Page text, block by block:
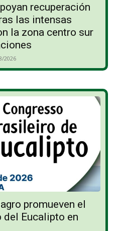
recuperación
las intensas
la zona centro sur
2026
promueven el
del Eucalipto en